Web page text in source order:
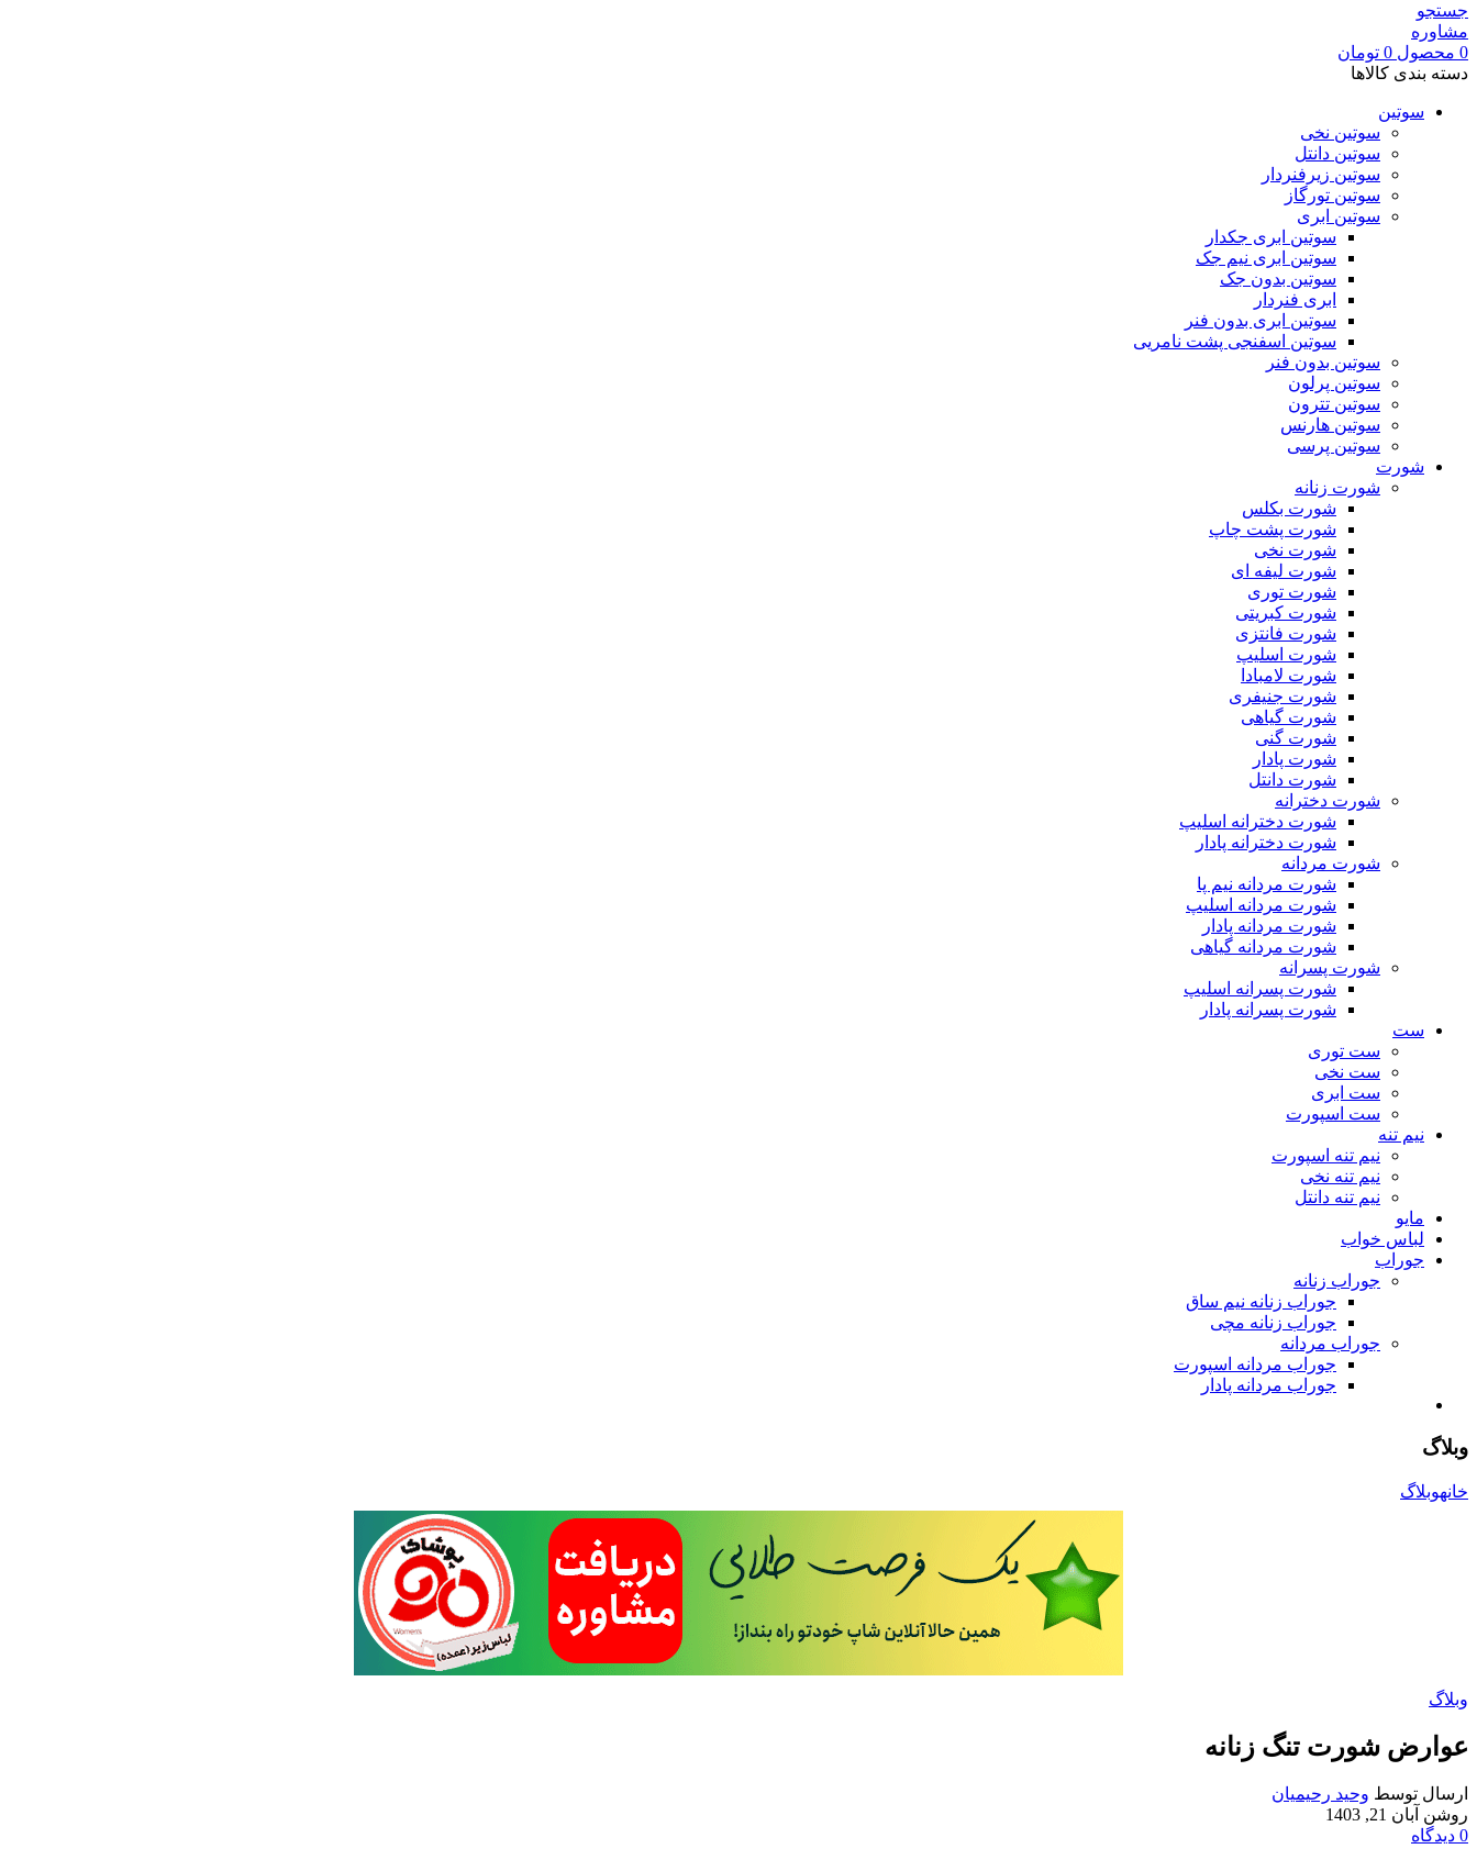
جستجو
مشاوره
0 محصول 0 تومان
دسته بندی کالاها
سوتین
سوتین نخی
سوتین دانتل
سوتین زیرفنردار
سوتین تورگاز
سوتین ابری
سوتین ابری جکدار
سوتین ابری نیم جک
سوتین بدون جک
ابری فنردار
سوتین ابری بدون فنر
سوتین اسفنجی پشت نامریی
سوتین بدون فنر
سوتین پرلون
سوتین تترون
سوتین هارنس
سوتین پرسی
شورت
شورت زنانه
شورت بکلس
شورت پشت چاپ
شورت نخی
شورت لیفه ای
شورت توری
شورت کبریتی
شورت فانتزی
شورت اسلیپ
شورت لامبادا
شورت جنیفری
شورت گیاهی
شورت گنی
شورت پادار
شورت دانتل
شورت دخترانه
شورت دخترانه اسلیپ
شورت دخترانه پادار
شورت مردانه
شورت مردانه نیم پا
شورت مردانه اسلیپ
شورت مردانه پادار
شورت مردانه گیاهی
شورت پسرانه
شورت پسرانه اسلیپ
شورت پسرانه پادار
ست
ست توری
ست نخی
ست ابری
ست اسپورت
نیم تنه
نیم تنه اسپورت
نیم تنه نخی
نیم تنه دانتل
مایو
لباس خواب
جوراب
جوراب زنانه
جوراب زنانه نیم ساق
جوراب زنانه مچی
جوراب مردانه
جوراب مردانه اسپورت
جوراب مردانه پادار
وبلاگ
خانهوبلاگ
وبلاگ
عوارض شورت تنگ زنانه
ارسال توسط وحید رحیمیان
روشن آبان 21, 1403
0 دیدگاه